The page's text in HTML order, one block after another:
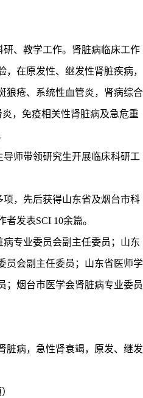
、教学工作。肾脏病临床工作
，在原发性、继发性肾脏疾病，
狼疮、系统性血管炎，肾病综合
，免疫相关性肾脏病及急危重
师带领研究生开展临床科研工
，先后获得山东省及烟台市科
者发表SCI 10余篇。
专业委员会副主任委员；山东
员会副主任委员；山东省医师学
；烟台市医学会肾脏病专业委员
脏病，急性肾衰竭，原发、继发